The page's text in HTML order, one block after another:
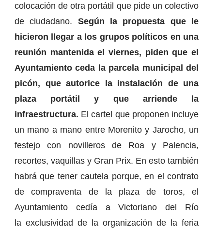
colocación de otra portátil que pide un colectivo
de ciudadano. Según la propuesta que le
hicieron llegar a los grupos políticos en una
reunión mantenida el viernes, piden que el
Ayuntamiento ceda la parcela municipal del
picón, que autorice la instalación de una
plaza portátil y que arriende la
infraestructura. El cartel que proponen incluye
un mano a mano entre Morenito y Jarocho, un
festejo con novilleros de Roa y Palencia,
recortes, vaquillas y Gran Prix. En esto también
habrá que tener cautela porque, en el contrato
de compraventa de la plaza de toros, el
Ayuntamiento cedía a Victoriano del Río
la exclusividad de la organización de la feria